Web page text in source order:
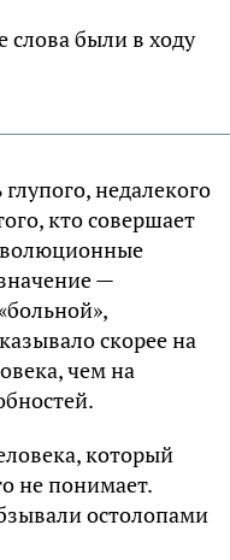
слова были в ходу
недалекого
кто совершает
—
скорее на
чем на
который
не понимает.
остолопами